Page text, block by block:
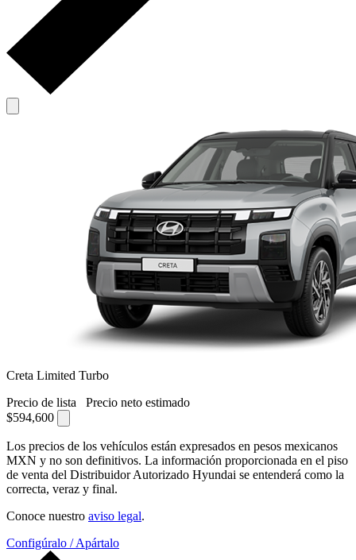
Creta Limited Turbo
Precio de lista
Precio neto estimado
$594,600
Los precios de los vehículos están expresados en pesos mexicanos
MXN y no son definitivos. La información proporcionada en el piso
de venta del Distribuidor Autorizado Hyundai se entenderá como la
correcta, veraz y final.
Conoce nuestro aviso legal.
Configúralo / Apártalo